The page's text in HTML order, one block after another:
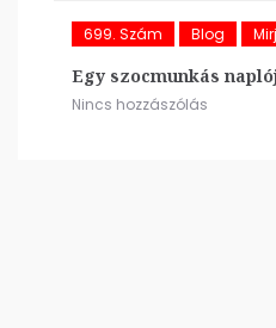
699. Szám Blog
Egy szocmunkás
Nincs hozzászólás